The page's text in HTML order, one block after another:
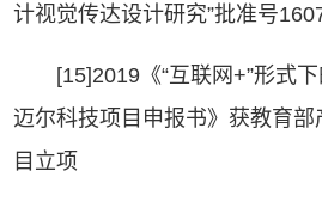
计视觉传达设计研究”批准号
[15]2019《“互联网+”形式
迈尔科技项目申报书》获教育
目立项